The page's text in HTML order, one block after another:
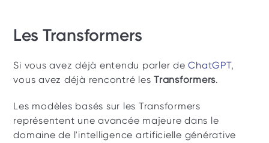
Les Transformers
Si vous avez déjà entendu parler de ChatGPT,
vous avez déjà rencontré les Transformers.
Les modèles basés sur les Transformers
représentent une avancée majeure dans le
domaine de l'intelligence artificielle générative